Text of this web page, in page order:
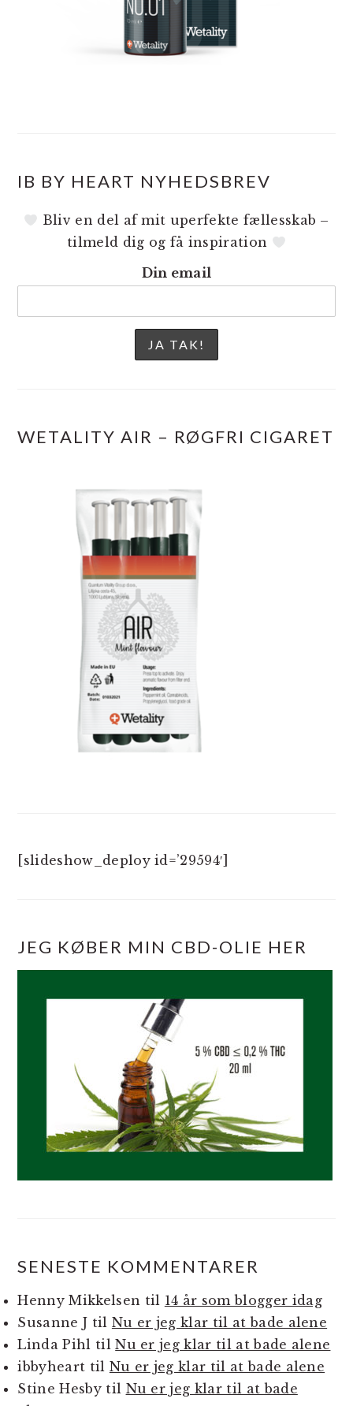
IB BY HEART NYHEDSBREV
Bliv en del af mit uperfekte fællesskab –
tilmeld dig og få inspiration
Din email
WETALITY AIR – RØGFRI CIGARET
[slideshow_deploy id=’29594′]
JEG KØBER MIN CBD-OLIE HER
SENESTE KOMMENTARER
Henny Mikkelsen til 14 år som blogger idag
Susanne J til Nu er jeg klar til at bade alene
Linda Pihl tilNu er jeg klar til at bade alene
ibbyheart til Nu er jeg klar til at bade alene
Stine Hesbytil Nu er jeg klar til at bade